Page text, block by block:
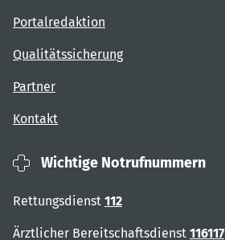
Portalredaktion
Qualitätssicherung
Partner
Kontakt
Wichtige Notrufnummern
Rettungsdienst 112
Ärztlicher Bereitschaftsdienst 116117